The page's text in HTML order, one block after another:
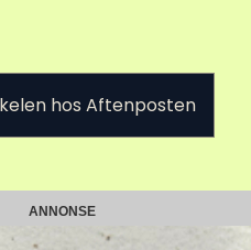
hos Aftenposten
ANNONSE